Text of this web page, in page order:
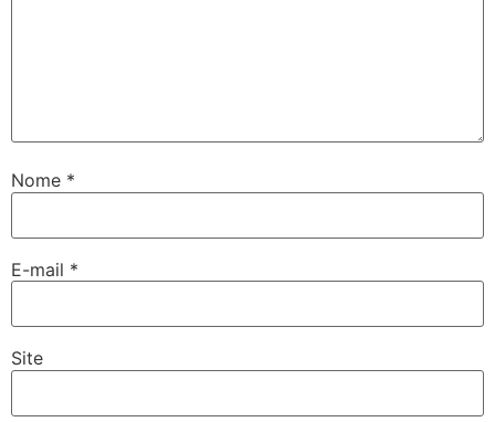
Nome *
E-mail *
Site